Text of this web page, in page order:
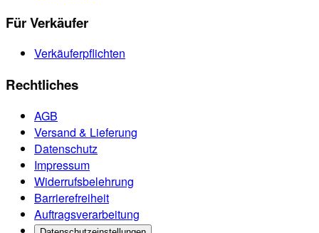
Für Verkäufer
Verkäuferpflichten
Rechtliches
AGB
Versand & Lieferung
Datenschutz
Impressum
Widerrufsbelehrung
Barrierefreiheit
Auftragsverarbeitung